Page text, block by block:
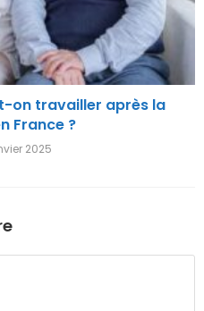
on travailler après la
France ?
2025